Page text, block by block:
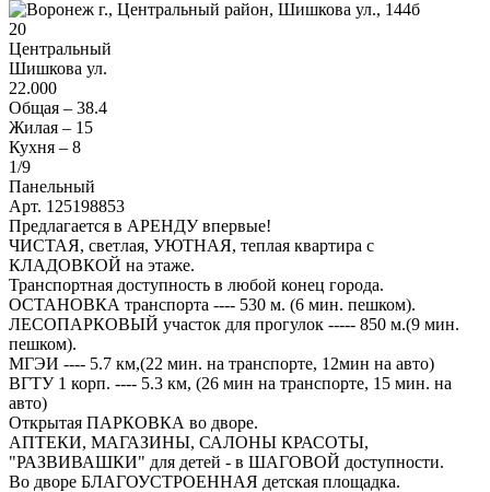
20
Центральный
Шишкова ул.
22.000
Общая – 38.4
Жилая – 15
Кухня – 8
1/9
Панельный
Арт. 125198853
Предлагается в АРЕНДУ впервые!
ЧИСТАЯ, светлая, УЮТНАЯ, теплая квартира с
КЛАДОВКОЙ на этаже.
Транспортная доступность в любой конец города.
ОСТАНОВКА транспорта ---- 530 м. (6 мин. пешком).
ЛЕСОПАРКОВЫЙ участок для прогулок ----- 850 м.(9 мин.
пешком).
МГЭИ ---- 5.7 км,(22 мин. на транспорте, 12мин на авто)
ВГТУ 1 корп. ---- 5.3 км, (26 мин на транспорте, 15 мин. на
авто)
Открытая ПАРКОВКА во дворе.
АПТЕКИ, МАГАЗИНЫ, САЛОНЫ КРАСОТЫ,
"РАЗВИВАШКИ" для детей - в ШАГОВОЙ доступности.
Во дворе БЛАГОУСТРОЕННАЯ детская площадка.